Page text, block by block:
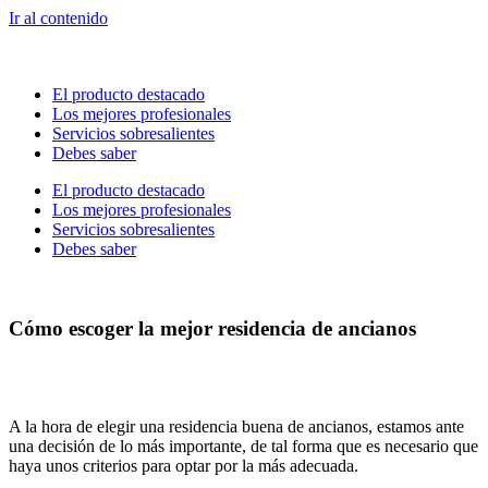
Ir al contenido
El producto destacado
Los mejores profesionales
Servicios sobresalientes
Debes saber
El producto destacado
Los mejores profesionales
Servicios sobresalientes
Debes saber
Cómo escoger la mejor residencia de ancianos
A la hora de elegir una residencia buena de ancianos, estamos ante
una decisión de lo más importante, de tal forma que es necesario que
haya unos criterios para optar por la más adecuada.